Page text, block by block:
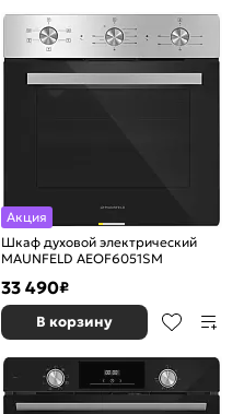
Акция
Шкаф духовой электрический
MAUNFELD AEOF6051SM
33 490₽
В корзину